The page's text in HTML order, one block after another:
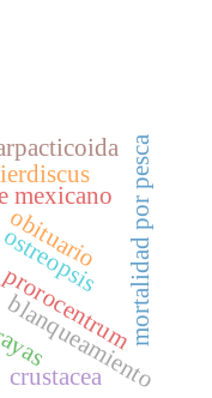
obituario
ostreopsis
prorocentrum
blanqueamiento
mexicano mortalidad por pesca
crustacea